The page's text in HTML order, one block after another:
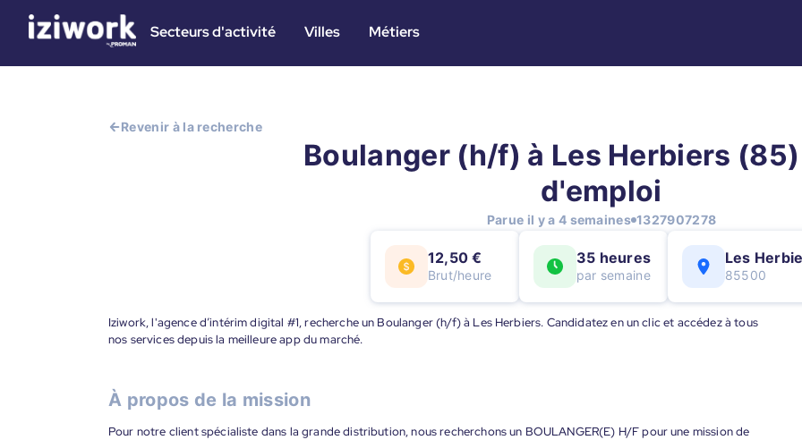
Secteurs d'activité Villes Métiers
Revenir à la recherche
Boulanger (h/f) à Les Herbiers
d'emploi
Parue il y a 4 semaines 1327907278
12,50 €
Brut/heure
35 heures
par semaine
Les
85500
Iziwork, l'agence d’intérim digital #1, recherche un Boulanger (h/f) à Les Herbiers. Candidatez en un clic et accédez à tous
nos services depuis la meilleure app du marché.
À propos de la mission
Pour notre client spécialiste dans la grande distribution, nous recherchons un BOULANGER(E) H/F pour une mission de